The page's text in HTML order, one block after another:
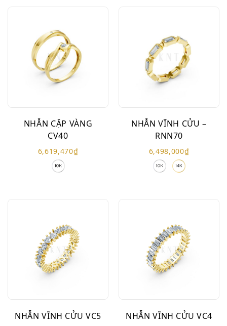
NHẪN CẶP VÀNG
CV40
6,619,470₫
NHẪN VĨNH CỬU –
RNN70
6,498,000₫
NHẪN VĨNH CỬU VC5 NHẪN VĨNH CỬU VC4